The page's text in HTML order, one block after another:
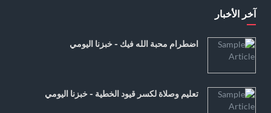
آخر الأخبار
اضطرام محبة الله فيك - خبزنا اليومي
تعليم وصلاة لكسر قيود الخطية - خبزنا اليومي